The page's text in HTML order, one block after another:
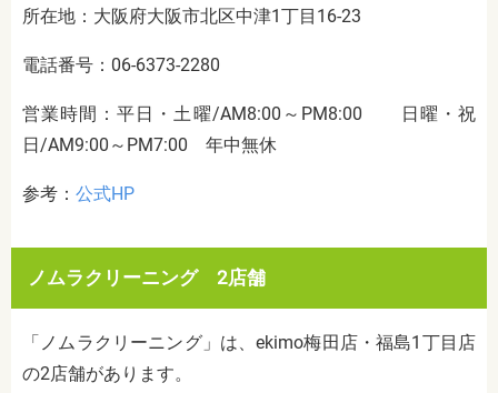
所在地：大阪府大阪市北区中津1丁目16-23
電話番号：06-6373-2280
営業時間：平日・土曜/AM8:00～PM8:00 日曜・祝
日/AM9:00～PM7:00 年中無休
参考： 公式HP
ノムラクリーニング 2店舗
「ノムラクリーニング」は、ekimo梅田店・福島1丁目店
の2店舗があります。